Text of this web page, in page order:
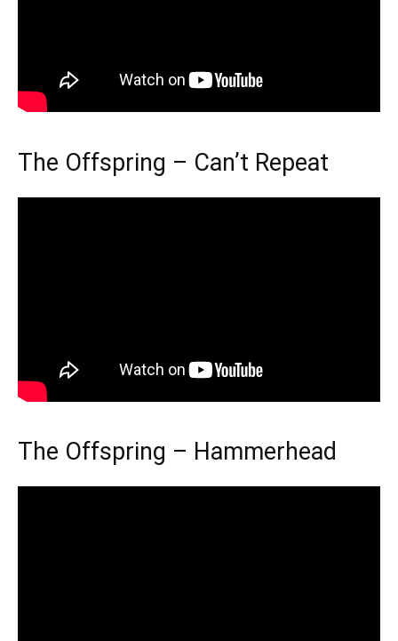
The Offspring – Can’t Repeat
The Offspring – Hammerhead